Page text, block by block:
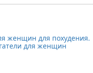
женщин для похудения.
для женщин